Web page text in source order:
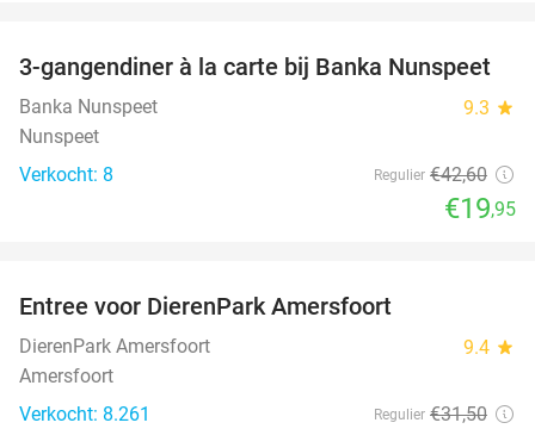
53%
NEW
TODAY
3-gangendiner à la carte bij Banka Nunspeet
Banka Nunspeet 9.3 star
Nunspeet
Verkocht: 8
Regulier €42,60
€19,95
Entree voor DierenPark Amersfoort
DierenPark Amersfoort 9.4 star
Amersfoort
Verkocht: 8.261
Regulier €31,50